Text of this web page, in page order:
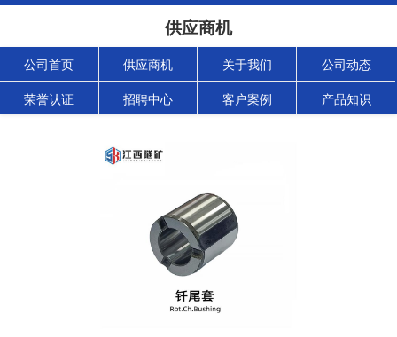
供应商机
公司首页 供应商机 关于我们 公司动态
荣誉认证 招聘中心 客户案例 产品知识